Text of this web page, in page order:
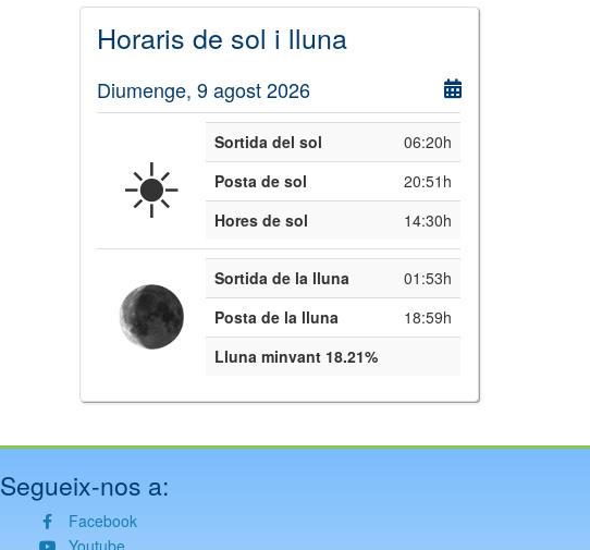
Horaris de sol i lluna
Diumenge, 9 agost 2026
☀️ Sortida del sol
06:20h
Posta de sol
20:51h
Hores de sol
14:30h
Sortida de la lluna
01:53h
Posta de la lluna
18:59h
Lluna minvant 18.21%
Segueix-nos a:
Facebook
Youtube